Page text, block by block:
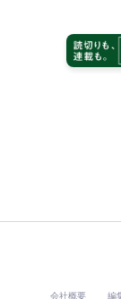
会社概要 編